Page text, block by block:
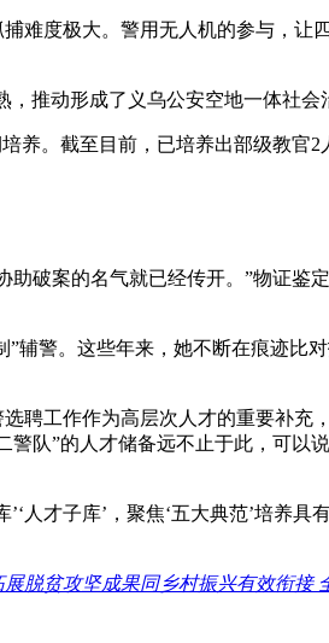
难度极大。警用无人机的参与，
推动形成了义乌公安空地一体社会
养。截至目前，已培养出部级教官2
破案的名气就已经传开。”物证
辅警。这些年来，她不断在痕迹
聘工作作为高层次人才的重要补
队”的人才储备远不止于此，可以
’‘人才子库’，聚焦‘五大典范’培
展脱贫攻坚成果同乡村振兴有效衔接